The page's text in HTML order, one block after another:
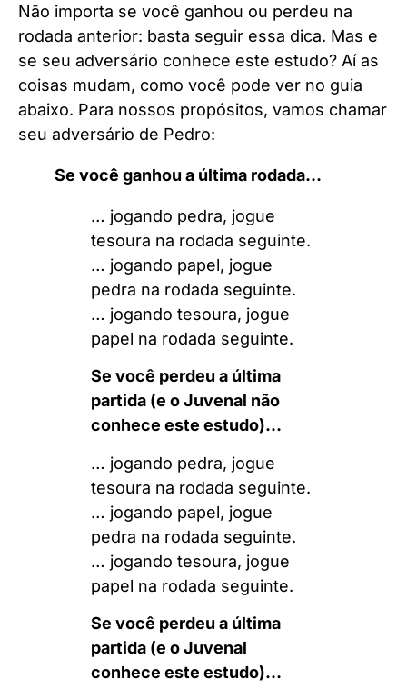
Não importa se você ganhou ou perdeu na
rodada anterior: basta seguir essa dica. Mas e
se seu adversário conhece este estudo? Aí as
coisas mudam, como você pode ver no guia
abaixo. Para nossos propósitos, vamos chamar
seu adversário de Pedro:
Se você ganhou a última rodada…
… jogando pedra, jogue
tesoura na rodada seguinte.
… jogando papel, jogue
pedra na rodada seguinte.
… jogando tesoura, jogue
papel na rodada seguinte.
Se você perdeu a última
partida (e o Juvenal não
conhece este estudo)…
… jogando pedra, jogue
tesoura na rodada seguinte.
… jogando papel, jogue
pedra na rodada seguinte.
… jogando tesoura, jogue
papel na rodada seguinte.
Se você perdeu a última
partida (e o Juvenal
conhece este estudo)…